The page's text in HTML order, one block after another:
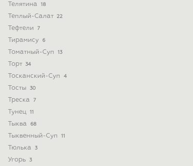
Телятина 18
Теплый-Салат 22
Тефтели 7
Тирамису 6
Томатный-Суп 13
Торт 34
Тосканский-Суп 4
Тосты 30
Треска 7
Тунец 11
Тыква 68
Тыквенный-Суп 11
Тюлька 3
Угорь 3